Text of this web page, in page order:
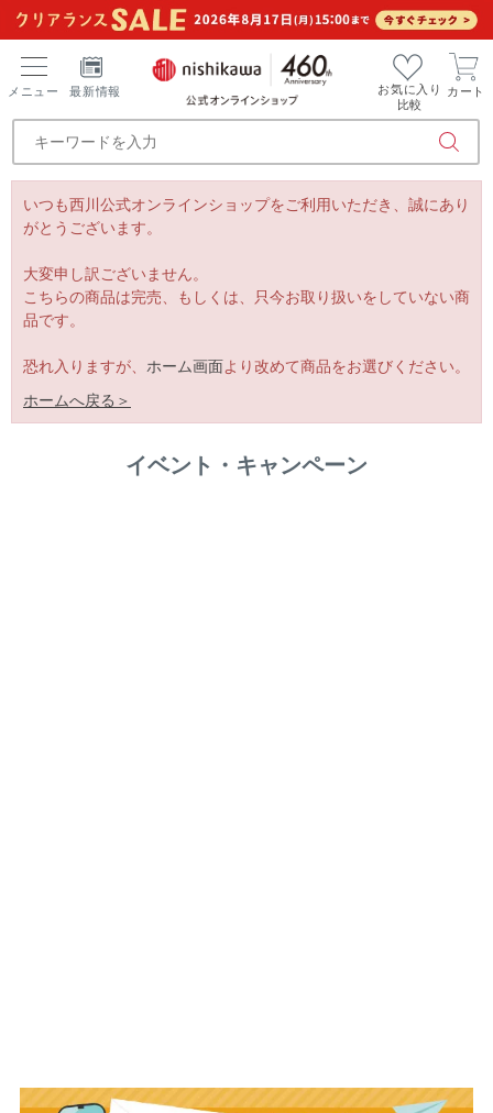
メニュー 最新情報
お気に入り
比較
カート
いつも西川公式オンラインショップをご利用いただき、誠にあり
がとうございます。
大変申し訳ございません。
こちらの商品は完売、もしくは、只今お取り扱いをしていない商
品です。
恐れ入りますが、 ホーム画面より改めて商品をお選びください。
ホームへ戻る＞
イベント・キャンペーン